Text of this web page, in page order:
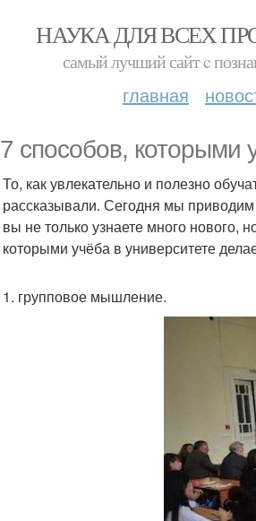
НАУКА ДЛЯ ВСЕХ
самый лучший сайт c
главная
7 способов, которыми
То, как увлекательно и полезно
рассказывали. Сегодня мы
вы не только узнаете много нового,
которыми учёба в университете
1. групповое мышление.